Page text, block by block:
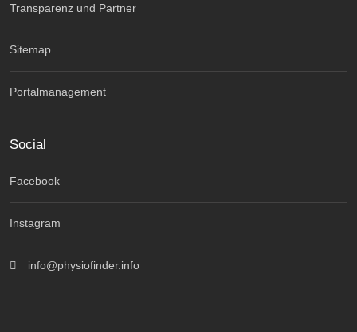
Transparenz und Partner
Sitemap
Portalmanagement
Social
Facebook
Instagram
info@physiofinder.info